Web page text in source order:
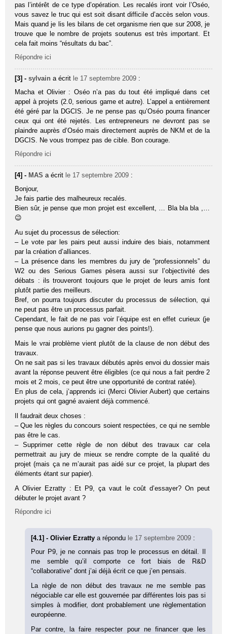
pas l’intérêt de ce type d’opération. Les recalés iront voir l’Oséo,
vous savez le truc qui est soit disant difficile d’accès selon vous.
Mais quand je lis les bilans de cet organisme rien que sur 2008, je
trouve que le nombre de projets soutenus est très important. Et
cela fait moins “résultats du bac”.
Répondre ici
[3] -sylvain a écrit le 17 septembre 2009 :
Macha et Olivier : Oséo n’a pas du tout été impliqué dans cet
appel à projets (2.0, serious game et autre). L’appel a entièrement
été géré par la DGCIS. Je ne pense pas qu’Oséo pourra financer
ceux qui ont été rejetés. Les entrepreneurs ne devront pas se
plaindre auprès d’Oséo mais directement auprès de NKM et de la
DGCIS. Ne vous trompez pas de cible. Bon courage.
Répondre ici
[4] - MAS a écrit le 17 septembre 2009 :
Bonjour,
Je fais partie des malheureux recalés.
Bien sûr, je pense que mon projet est excellent, … Bla bla bla ,…
😉
Au sujet du processus de sélection:
– Le vote par les pairs peut aussi induire des biais, notamment
par la création d’alliances.
– La présence dans les membres du jury de “professionnels” du
W2 ou des Serious Games pèsera aussi sur l’objectivité des
débats : ils trouveront toujours que le projet de leurs amis font
plutôt partie des meilleurs.
Bref, on pourra toujours discuter du processus de sélection, qui
ne peut pas être un processus parfait.
Cependant, le fait de ne pas voir l’équipe est en effet curieux (je
pense que nous aurions pu gagner des points!).
Mais le vrai problème vient plutôt de la clause de non début des
travaux.
On ne sait pas si les travaux débutés après envoi du dossier mais
avant la réponse peuvent être éligibles (ce qui nous a fait perdre 2
mois et 2 mois, ce peut être une opportunité de contrat ratée).
En plus de cela, j’apprends ici (Merci Olivier Aubert) que certains
projets qui ont gagné avaient déjà commencé.
Il faudrait deux choses :
– Que les règles du concours soient respectées, ce qui ne semble
pas être le cas.
– Supprimer cette règle de non début des travaux car cela
permettrait au jury de mieux se rendre compte de la qualité du
projet (mais ça ne m’aurait pas aidé sur ce projet, la plupart des
éléments étant sur papier).
A Olivier Ezratty : Et P9, ça vaut le coût d’essayer? On peut
débuter le projet avant ?
Répondre ici
[4.1] - Olivier Ezrattya répondu le 17 septembre 2009 :
Pour P9, je ne connais pas trop le processus en détail. Il
me semble qu’il comporte ce fort biais de R&D
“collaborative” dont j’ai déjà écrit ce que j’en pensais.
La règle de non début des travaux ne me semble pas
négociable car elle est gouvernée par différentes lois pas si
simples à modifier, dont probablement une règlementation
européenne.
Par contre, la faire respecter pour ne financer que les